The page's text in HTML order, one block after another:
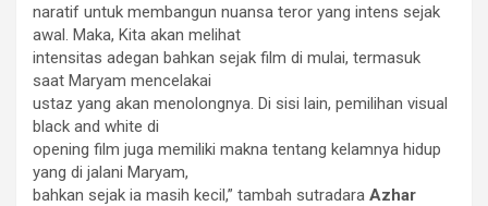
naratif untuk membangun nuansa teror yang intens sejak
awal. Maka, Kita akan melihat
intensitas adegan bahkan sejak film di mulai, termasuk
saat Maryam mencelakai
ustaz yang akan menolongnya. Di sisi lain, pemilihan visual
black and white di
opening film juga memiliki makna tentang kelamnya hidup
yang di jalani Maryam,
bahkan sejak ia masih kecil,” tambah sutradara Azhar